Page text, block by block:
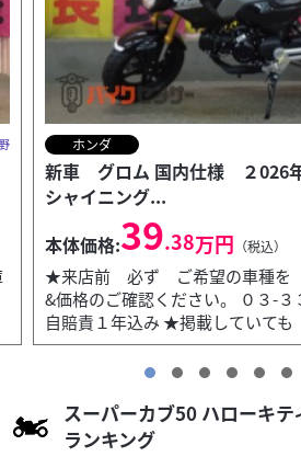
ホンダ
ADV160 国内仕様 202６年モ
53
★来店前 必ず ご希望の車種を
&価格のご確認ください。 ０３-
自賠責１年 重量税込み ★掲載
スーパーカブ50 ハローキ
ランキング